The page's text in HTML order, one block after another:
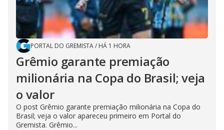
PORTAL DO GREMISTA/ HÁ 1 HORA
Grêmio garante premiação
milionária na Copa do Brasil; veja
o valor
O post Grêmio garante premiação milionária na Copa do
Brasil; veja o valor apareceu primeiro em Portal do
Gremista. Grêmio...